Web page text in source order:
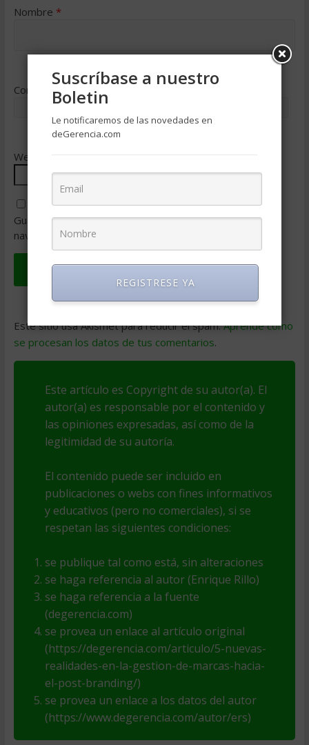
Nombre *
Correo electrónico
Web
Guarda mi nombre, correo electrónico y web en este
navegador para la próxima vez que comente.
Este sitio usa Akismet para reducir el spam.Aprende cómo
se procesan los datos de tus comentarios.
Este artículo es Copyright de su autor(a). El
autor(a) es responsable por el contenido y
las opiniones expresadas, así como de la
legitimidad de su autoría.
El contenido puede ser incluido en
publicaciones o webs con fines informativos
y educativos (pero no comerciales), si se
respetan las siguientes condiciones:
se publique tal como está, sin alteraciones
se haga referencia al autor (Enrique Rillo)
se haga referencia a la fuente
(degerencia.com)
se provea un enlace al artículo original
(https://degerencia.com/articulo/5-nuevas-
realidades-en-la-gestion-de-marcas-hacia-
el-post-branding/)
se provea un enlace a los datos del autor
(https://www.degerencia.com/autor/ers)
Suscríbase a nuestro
Boletin
Le notificaremos de las novedades en
deGerencia.com
REGISTRESE YA